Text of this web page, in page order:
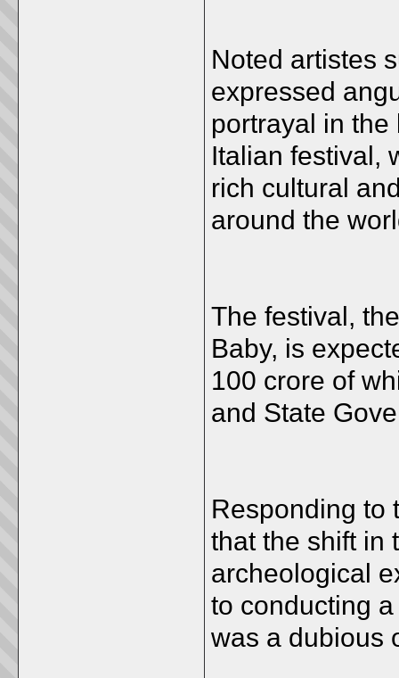
Noted artistes
expressed
portrayal in
Italian festival,
rich cultural
around the
The festival,
Baby, is
100 crore of
and State
Responding to
that the shift in
archeological
to conducting
was a dubious